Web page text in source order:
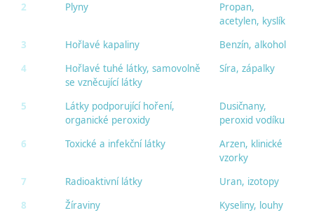
2
Plyny
Propan,
acetylen, kyslík
3
Hořlavé kapaliny
Benzín, alkohol
4
Hořlavé tuhé látky, samovolně
se vzněcující látky
Síra, zápalky
5
Látky podporující hoření,
organické peroxidy
Dusičnany,
peroxid vodíku
6
Toxické a infekční látky
Arzen, klinické
vzorky
7
Radioaktivní látky
Uran, izotopy
8
Žíraviny
Kyseliny, louhy